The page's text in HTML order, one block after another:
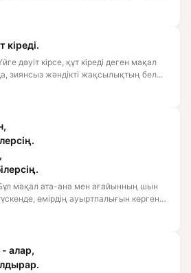
кіреді.
дәуіт кірсе, құт кіреді деген мақал
зиянсыз жәндікті жақсылықтың бел...
мақал ата-ана мен ағайынның шын
өмірдің ауыртпалығын көргенде
- алар,